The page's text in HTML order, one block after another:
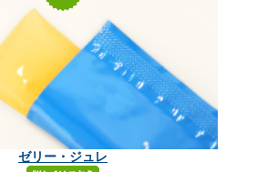
ゼリー・ジュレ